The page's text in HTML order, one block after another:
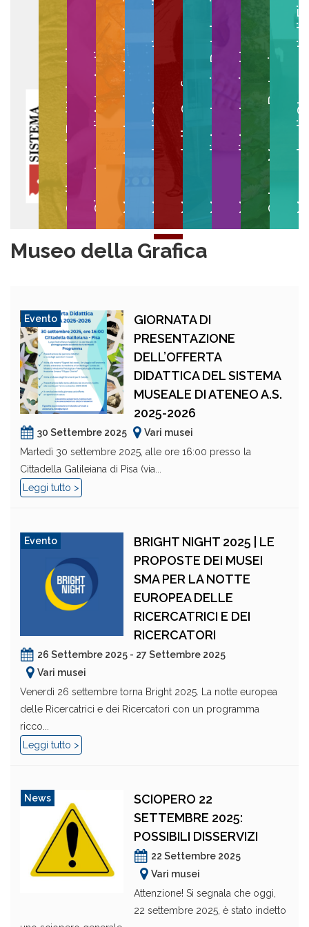
Collezioni EgittologicheGipsoteca di Arte AnticaMuseo Anatomico VeterinarioMuseo degli Strumenti per il CalcoloMuseo della GraficaMuseo di Anatomia PatologicaMuseo di Anatomia UmanaOrto e Museo BotanicoMuseo degli
Museo della Grafica
Evento
GIORNATA DI
PRESENTAZIONE
DELL’OFFERTA
DIDATTICA DEL SISTEMA
MUSEALE DI ATENEO A.S.
2025-2026
30 Settembre 2025
Vari musei
Martedì 30 settembre 2025, alle ore 16:00 presso la
Cittadella Galileiana di Pisa (via...
Leggi tutto >
Evento
BRIGHT NIGHT 2025 | LE
PROPOSTE DEI MUSEI
SMA PER LA NOTTE
EUROPEA DELLE
RICERCATRICI E DEI
RICERCATORI
26 Settembre 2025 - 27 Settembre 2025
Vari musei
Venerdì 26 settembre torna Bright 2025. La notte europea
delle Ricercatrici e dei Ricercatori con un programma
ricco...
Leggi tutto >
News
SCIOPERO 22
SETTEMBRE 2025:
POSSIBILI DISSERVIZI
22 Settembre 2025
Vari musei
Attenzione! Si segnala che oggi,
22 settembre 2025, è stato indetto